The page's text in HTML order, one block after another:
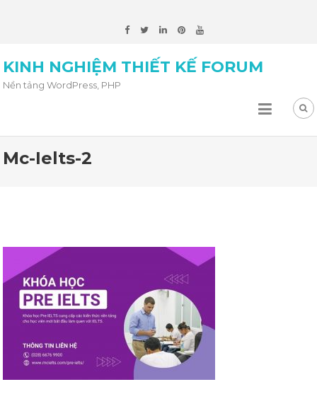
KINH NGHIỆM THIẾT KẾ FORUM
Nền tảng WordPress, PHP
Mc-Ielts-2